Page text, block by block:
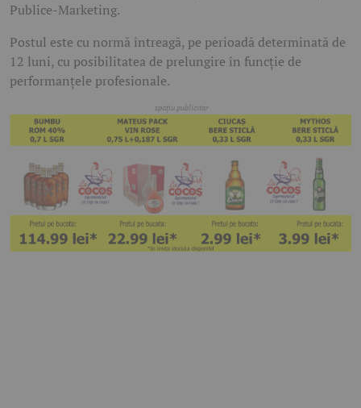
Publice-Marketing.
Postul este cu normă întreagă, pe perioadă determinată de
12 luni, cu posibilitatea de prelungire în funcție de
performanțele profesionale.